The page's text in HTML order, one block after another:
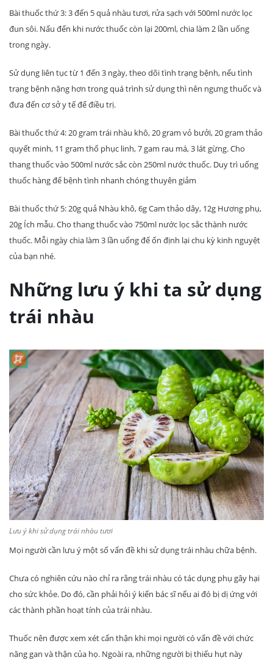
Bài thuốc thứ 3: 3 đến 5 quả nhàu tươi, rửa sạch với 500ml nước lọc
đun sôi. Nấu đến khi nước thuốc còn lại 200ml, chia làm 2 lần uống
trong ngày.
Sử dụng liên tục từ 1 đến 3 ngày, theo dõi tình trạng bệnh, nếu tình
trạng bệnh nặng hơn trong quá trình sử dụng thì nên ngưng thuốc và
đưa đến cơ sở y tế để điều trị.
Bài thuốc thứ 4: 20 gram trái nhàu khô, 20 gram vỏ bưởi, 20 gram thảo
quyết minh, 11 gram thổ phục linh, 7 gam rau má, 3 lát gừng. Cho
thang thuốc vào 500ml nước sắc còn 250ml nước thuốc. Duy trì uống
thuốc hàng để bệnh tình nhanh chóng thuyên giảm
Bài thuốc thứ 5: 20g quả Nhàu khô, 6g Cam thảo dây, 12g Hương phụ,
20g Ích mẫu. Cho thang thuốc vào 750ml nước lọc sắc thành nước
thuốc. Mỗi ngày chia làm 3 lần uống để ổn định lại chu kỳ kinh nguyệt
của bạn nhé.
Những lưu ý khi ta sử dụng
trái nhàu
Lưu ý khi sử dụng trái nhàu tươi
Mọi người cần lưu ý một số vấn đề khi sử dụng trái nhàu chữa bệnh.
Chưa có nghiên cứu nào chỉ ra rằng trái nhàu có tác dụng phụ gây hại
cho sức khỏe. Do đó, cần phải hỏi ý kiến ​​bác sĩ nếu ai đó bị dị ứng với
các thành phần hoạt tính của trái nhàu.
Thuốc nên được xem xét cẩn thận khi mọi người có vấn đề với chức
năng gan và thận của họ. Ngoài ra, những người bị thiếu hụt này